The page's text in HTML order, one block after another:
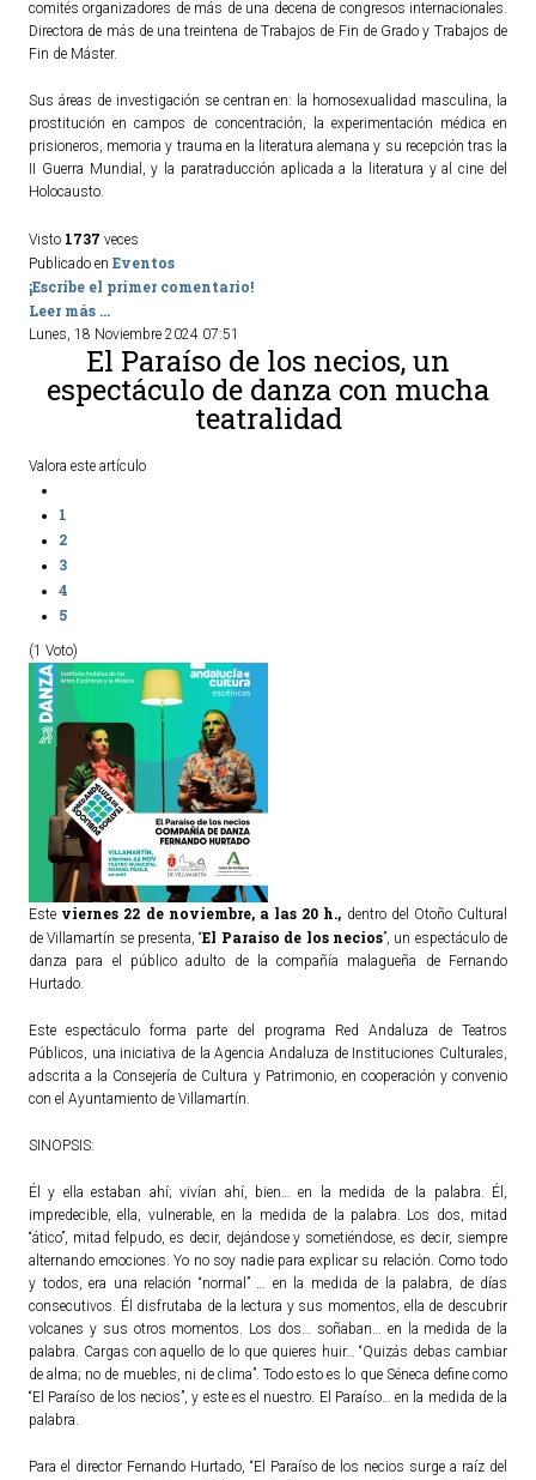
comités organizadores de más de una decena de congresos internacionales.
Directora de más de una treintena de Trabajos de Fin de Grado y Trabajos de
Fin de Máster.
Sus áreas de investigación se centran en: la homosexualidad masculina, la
prostitución en campos de concentración, la experimentación médica en
prisioneros, memoria y trauma en la literatura alemana y su recepción tras la
II Guerra Mundial, y la paratraducción aplicada a la literatura y al cine del
Holocausto.
Visto 1737 veces
Publicado en Eventos
¡Escribe el primer comentario!
Leer más ...
Lunes, 18 Noviembre 2024 07:51
El Paraíso de los necios, un
espectáculo de danza con mucha
teatralidad
Valora este artículo
1
2
3
4
5
(1 Voto)
Este viernes 22 de noviembre, a las 20 h., dentro del Otoño Cultural
de Villamartín se presenta, “El Paraíso de los necios”, un espectáculo de
danza para el público adulto de la compañía malagueña de Fernando
Hurtado.
Este espectáculo forma parte del programa Red Andaluza de Teatros
Públicos, una iniciativa de la Agencia Andaluza de Instituciones Culturales,
adscrita a la Consejería de Cultura y Patrimonio, en cooperación y convenio
con el Ayuntamiento de Villamartín.
SINOPSIS:
Él y ella estaban ahí; vivían ahí, bien… en la medida de la palabra. Él,
impredecible, ella, vulnerable, en la medida de la palabra. Los dos, mitad
“ático”, mitad felpudo, es decir, dejándose y sometiéndose, es decir, siempre
alternando emociones. Yo no soy nadie para explicar su relación. Como todo
y todos, era una relación “normal” … en la medida de la palabra, de días
consecutivos. Él disfrutaba de la lectura y sus momentos, ella de descubrir
volcanes y sus otros momentos. Los dos… soñaban… en la medida de la
palabra. Cargas con aquello de lo que quieres huir… “Quizás debas cambiar
de alma; no de muebles, ni de clima”. Todo esto es lo que Séneca define como
“El Paraíso de los necios”, y este es el nuestro. El Paraíso… en la medida de la
palabra.
Para el director Fernando Hurtado, “El Paraíso de los necios surge a raíz del